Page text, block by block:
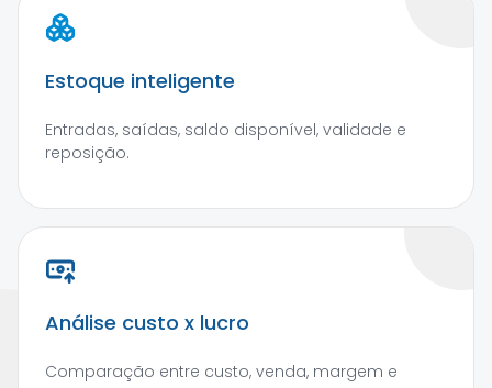
Estoque inteligente
Entradas, saídas, saldo disponível, validade e
reposição.
Análise custo x lucro
Comparação entre custo, venda, margem e